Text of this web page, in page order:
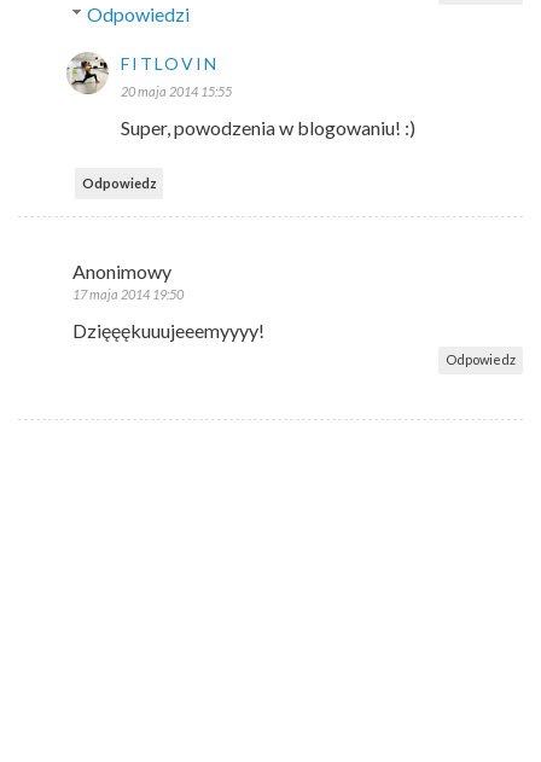
Odpowiedzi
FITLOVIN
20 maja 2014 15:55
Super, powodzenia w blogowaniu! :)
Odpowiedz
Anonimowy
17 maja 2014 19:50
Dzięęękuuujeeemyyyy!
Odpowiedz